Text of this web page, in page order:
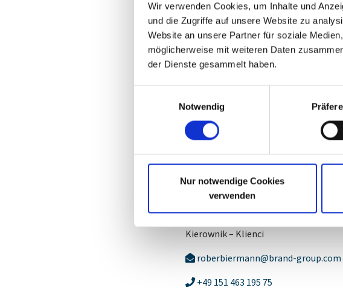
Wir verwenden Cookies, um Inhalte und
und die Zugriffe auf unsere Website zu
Website an unsere Partner für soziale
möglicherweise mit weiteren Daten
der Dienste gesammelt haben.
Notwendig
Nur notwendige Cookies
verwenden
Proszę śmiało
lub wysłać do nas e-
kontaktowego.
Ralph Oberbiermann
Kierownik – Klienci
roberbiermann@brand-group.com
+49 151 463 195 75